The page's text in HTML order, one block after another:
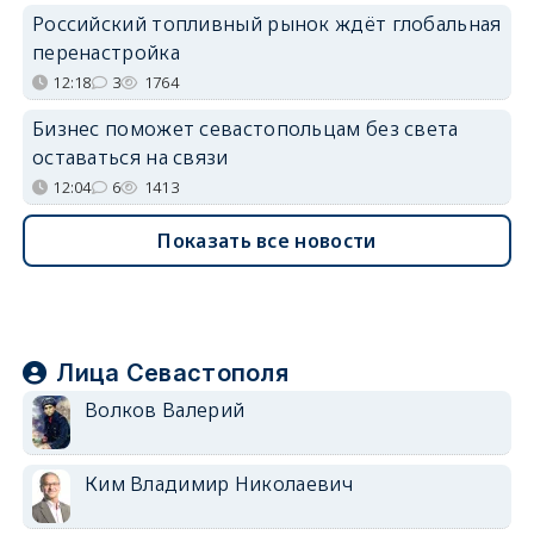
Российский топливный рынок ждёт глобальная
перенастройка
12:18 3 1764
Бизнес поможет севастопольцам без света
оставаться на связи
12:04 6 1413
Показать все новости
Лица Севастополя
Волков Валерий
Ким Владимир Николаевич